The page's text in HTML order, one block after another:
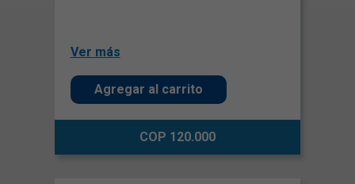
Ver más
Agregar al carrito
COP 120.000